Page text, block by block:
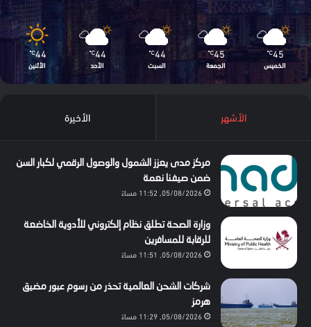
45
℃
الخميس
45
℃
الجمعة
44
℃
السبت
44
℃
الأحد
44
℃
الأثنين
الأشهر الأخيرة
مركز مدى يعزز الشمول والوصول الرقمي لكبار السن
ضمن صيفنا نعمة
05/08/2026, 11:52 مساءً
وزارة الصحة تطلق نظام إلكتروني للأدوية الخاضعة
للرقابة للمسافرين
05/08/2026, 11:51 مساءً
شركات الشحن العالمية تحذر من رسوم عبور مضيق
هرمز
05/08/2026, 11:29 مساءً